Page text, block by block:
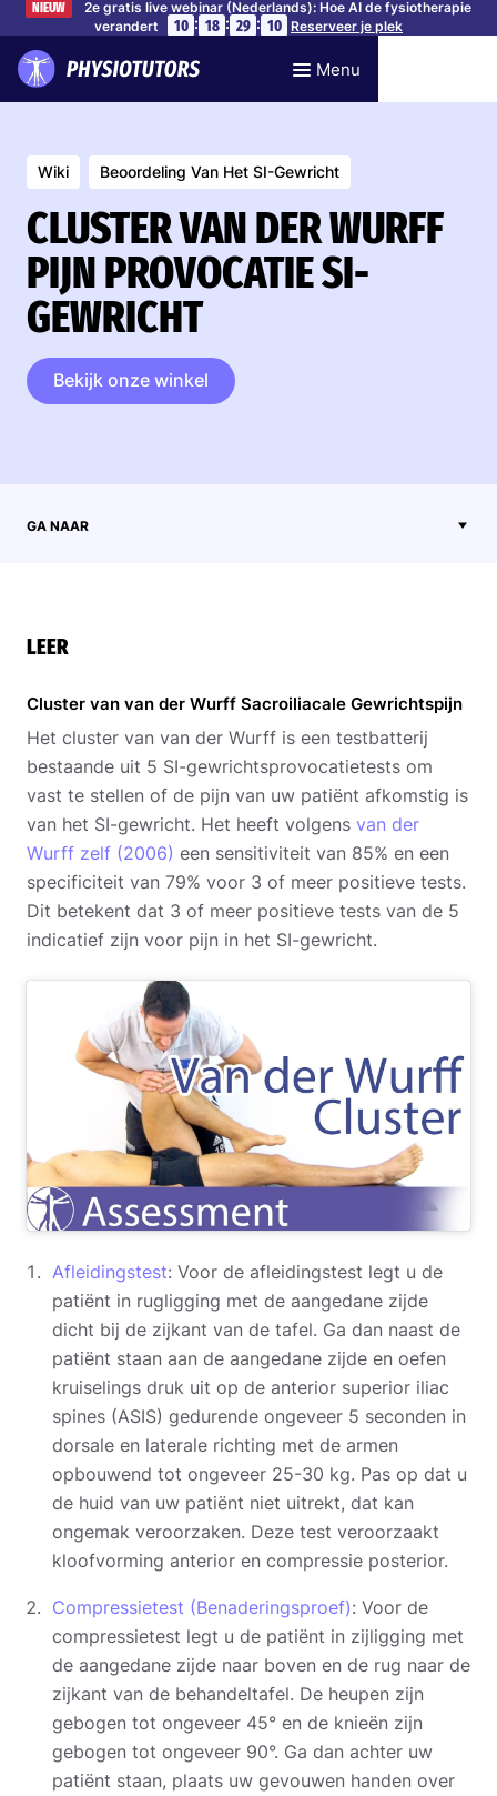
NIEUW
2e gratis live webinar (Nederlands): Hoe AI de fysiotherapie
verandert
10 : 18 : 29 : 10 Reserveer je plek
Menu
Wiki Beoordeling Van Het SI-Gewricht
CLUSTER VAN DER WURFF
PIJN PROVOCATIE SI-
GEWRICHT
Bekijk onze winkel
GA NAAR
LEER
Cluster van van der Wurff Sacroiliacale Gewrichtspijn
Het cluster van van der Wurff is een testbatterij
bestaande uit 5 SI-gewrichtsprovocatietests om
vast te stellen of de pijn van uw patiënt afkomstig is
van het SI-gewricht. Het heeft volgens van der
Wurff zelf (2006) een sensitiviteit van 85% en een
specificiteit van 79% voor 3 of meer positieve tests.
Dit betekent dat 3 of meer positieve tests van de 5
indicatief zijn voor pijn in het SI-gewricht.
Afleidingstest: Voor de afleidingstest legt u de
patiënt in rugligging met de aangedane zijde
dicht bij de zijkant van de tafel. Ga dan naast de
patiënt staan aan de aangedane zijde en oefen
kruiselings druk uit op de anterior superior iliac
spines (ASIS) gedurende ongeveer 5 seconden in
dorsale en laterale richting met de armen
opbouwend tot ongeveer 25-30 kg. Pas op dat u
de huid van uw patiënt niet uitrekt, dat kan
ongemak veroorzaken. Deze test veroorzaakt
kloofvorming anterior en compressie posterior.
Compressietest (Benaderingsproef): Voor de
compressietest legt u de patiënt in zijligging met
de aangedane zijde naar boven en de rug naar de
zijkant van de behandeltafel. De heupen zijn
gebogen tot ongeveer 45° en de knieën zijn
gebogen tot ongeveer 90°. Ga dan achter uw
patiënt staan, plaats uw gevouwen handen over